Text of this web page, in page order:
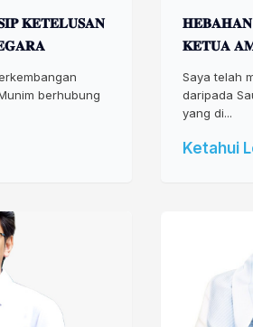
𝐊𝐄𝐓𝐄𝐋𝐔𝐒𝐀𝐍
berhubung
𝐊𝐄𝐓𝐔𝐀
Saya telah
daripada
yang di...
Ketahui